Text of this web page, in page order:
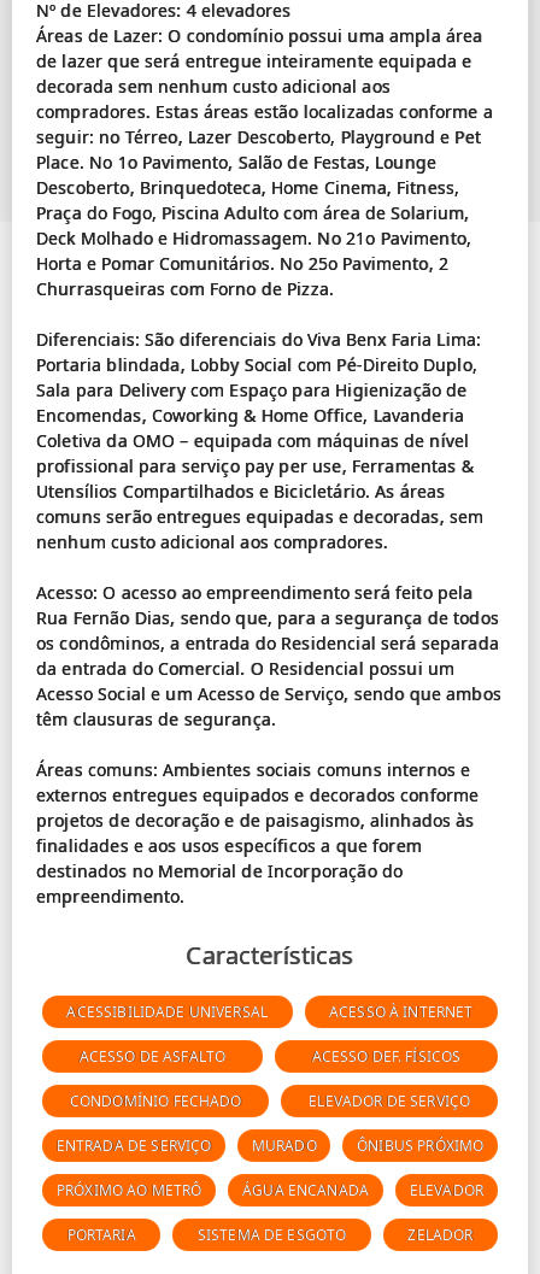
Nº de Elevadores: 4 elevadores
Áreas de Lazer: O condomínio possui uma ampla área
de lazer que será entregue inteiramente equipada e
decorada sem nenhum custo adicional aos
compradores. Estas áreas estão localizadas conforme a
seguir: no Térreo, Lazer Descoberto, Playground e Pet
Place. No 1o Pavimento, Salão de Festas, Lounge
Descoberto, Brinquedoteca, Home Cinema, Fitness,
Praça do Fogo, Piscina Adulto com área de Solarium,
Deck Molhado e Hidromassagem. No 21o Pavimento,
Horta e Pomar Comunitários. No 25o Pavimento, 2
Churrasqueiras com Forno de Pizza.
Diferenciais: São diferenciais do Viva Benx Faria Lima:
Portaria blindada, Lobby Social com Pé-Direito Duplo,
Sala para Delivery com Espaço para Higienização de
Encomendas, Coworking & Home Office, Lavanderia
Coletiva da OMO – equipada com máquinas de nível
profissional para serviço pay per use, Ferramentas &
Utensílios Compartilhados e Bicicletário. As áreas
comuns serão entregues equipadas e decoradas, sem
nenhum custo adicional aos compradores.
Acesso: O acesso ao empreendimento será feito pela
Rua Fernão Dias, sendo que, para a segurança de todos
os condôminos, a entrada do Residencial será separada
da entrada do Comercial. O Residencial possui um
Acesso Social e um Acesso de Serviço, sendo que ambos
têm clausuras de segurança.
Áreas comuns: Ambientes sociais comuns internos e
externos entregues equipados e decorados conforme
projetos de decoração e de paisagismo, alinhados às
finalidades e aos usos específicos a que forem
destinados no Memorial de Incorporação do
Características
ACESSIBILIDADE UNIVERSAL ACESSO À INTERNET
ACESSO DE ASFALTO ACESSO DEF. FÍSICOS
CONDOMÍNIO FECHADO ELEVADOR DE SERVIÇO
ENTRADA DE SERVIÇO MURADO ÔNIBUS PRÓXIMO
PRÓXIMO AO METRÔ ÁGUA ENCANADA ELEVADOR
PORTARIA SISTEMA DE ESGOTO ZELADOR